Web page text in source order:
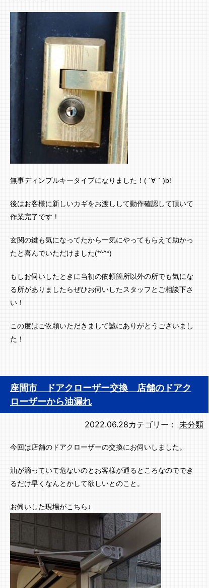
無事ディンプルキータイプになりました！( ´∀｀)b!
後はお客様に新しいカギをお渡しして動作確認して頂いて
作業完了です！
玄関の鍵も気になってたから一気にやってもらえて助かっ
たと喜んでいただけました(*^^*)
もしお伺いしたときに当初の依頼箇所以外の所でも気にな
る所がありましたらぜひお伺いしたスタッフとご相談下さ
い！
この度はご依頼いただきまして誠にありがとうございまし
た！
座間市 ドアクローザー交換 店舗のドアク
ローザーから油漏れ
2022.06.28カテゴリー： 未分類
今回は店舗のドアクローザーの交換にお伺いしました。
油が滴っていて危ないのとお客様が通るところなのででき
るだけ早くなんとかして欲しいとのこと。
お伺いした現場がこちら↓